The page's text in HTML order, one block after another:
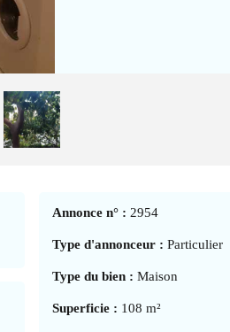
Annonce n° : 2954
Type d'annonceur : Particulier
Type du bien : Maison
Superficie : 108 m²